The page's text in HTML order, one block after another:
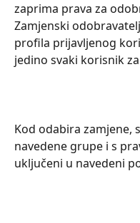
zaprima prava za
Zamjenski
profila prijavljenog
jedino svaki korisnik
Kod odabira zamjene,
navedene grupe i s
uključeni u navedeni